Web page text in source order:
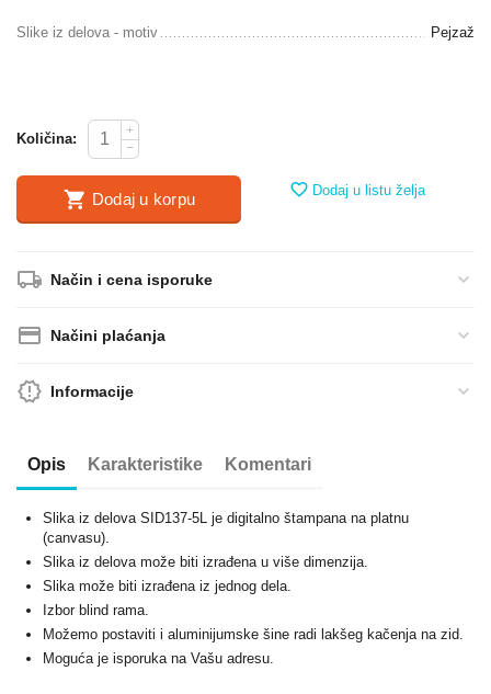
Slike iz delova - motiv Pejzaž
Količina:
+
−
Dodaj u korpu Dodaj u listu želja
Način i cena isporuke
Načini plaćanja
Informacije
Opis Karakteristike Komentari
Slika iz delova SID137-5L je digitalno štampana na platnu
(canvasu).
Slika iz delova može biti izrađena u više dimenzija.
Slika može biti izrađena iz jednog dela.
Izbor blind rama.
Možemo postaviti i aluminijumske šine radi lakšeg kačenja na zid.
Moguća je isporuka na Vašu adresu.